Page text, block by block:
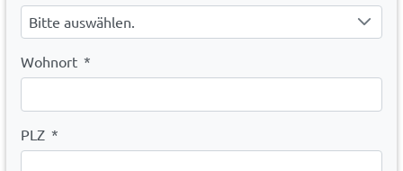
Bitte auswählen.
Wohnort *
PLZ *